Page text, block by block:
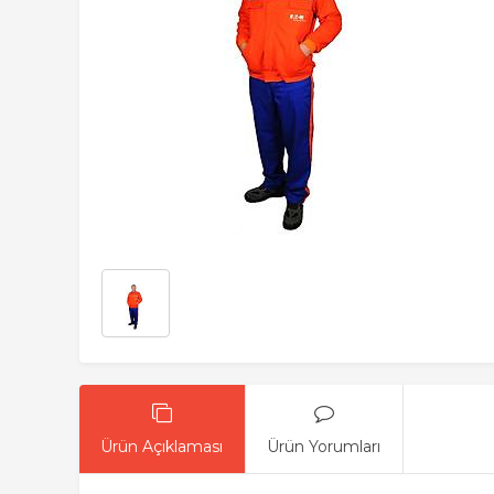
Ürün Açıklaması Ürün Yorumları